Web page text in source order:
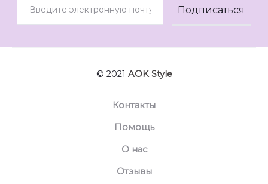
© 2021 AOK Style
Контакты
Помощь
О нас
Отзывы